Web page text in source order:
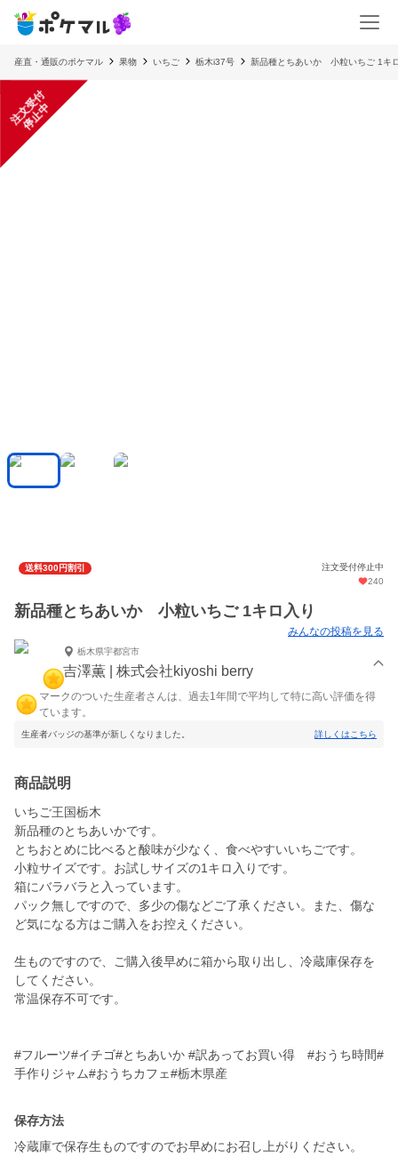
産直・通販のポケマル 果物 いちご 栃木i37号 新品種とちあいか 小粒いちご 1キ
注
文
受
付
停
止
中
送料300円割引
注文受付停止中
240
新品種とちあいか 小粒いちご 1キロ入り
みんなの投稿を見る
栃木県宇都宮市
吉澤薫 | 株式会社kiyoshi berry
マークのついた生産者さんは、過去1年間で平均して特に高い評価を得
ています。
生産者バッジの基準が新しくなりました。 詳しくはこちら
商品説明
いちご王国栃木
新品種のとちあいかです。
とちおとめに比べると酸味が少なく、食べやすいいちごです。
小粒サイズです。お試しサイズの1キロ入りです。
箱にバラバラと入っています。
パック無しですので、多少の傷などご了承ください。また、傷な
ど気になる方はご購入をお控えください。
生ものですので、ご購入後早めに箱から取り出し、冷蔵庫保存を
してください。
常温保存不可です。
#フルーツ#イチゴ#とちあいか #訳あってお買い得 #おうち時間#
手作りジャム#おうちカフェ#栃木県産
保存方法
冷蔵庫で保存生ものですのでお早めにお召し上がりください。